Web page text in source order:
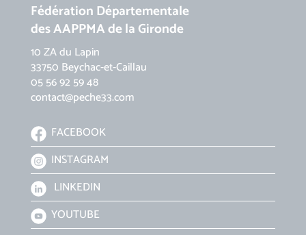
Fédération Départementale
des AAPPMA de la Gironde
10 ZA du Lapin
33750 Beychac-et-Caillau
05 56 92 59 48
contact@peche33.com
FACEBOOK
INSTAGRAM
LINKEDIN
YOUTUBE